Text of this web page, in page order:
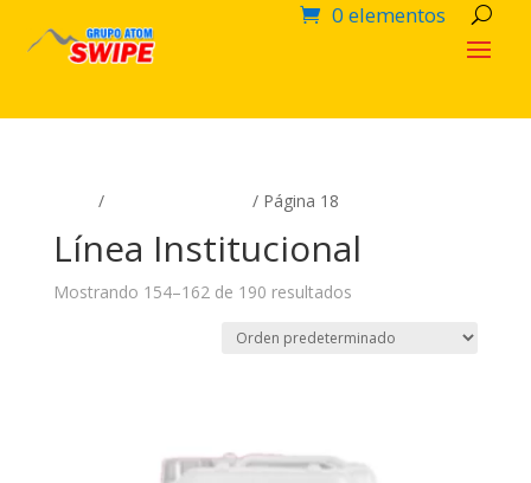
0 elementos
/ / Página 18
Línea Institucional
Mostrando 154–162 de 190 resultados